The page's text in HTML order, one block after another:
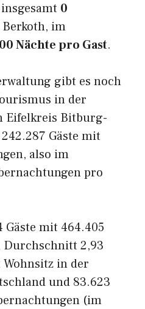
0
im
Nächte pro Gast.
gibt es noch
in der
Eifelkreis Bitburg-
Gäste mit
also im
pro
Gäste mit 464.405
2,93
in der
und 83.623
(im